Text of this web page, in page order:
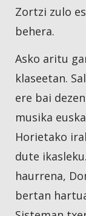
Zortzi zulo
behera.
Asko aritu
klaseetan.
ere bai
musika
Horietako
dute
haurrena,
bertan